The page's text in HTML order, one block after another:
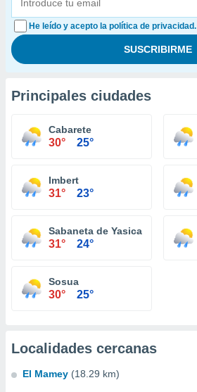
He leído y acepto la política de privacidad.
Principales ciudades
Cabarete
30° 25°
Imbert
31° 23°
Sabaneta de Yasica
31° 24°
Sosua
30° 25°
Localidades cercanas
El Mamey (18.29 km)